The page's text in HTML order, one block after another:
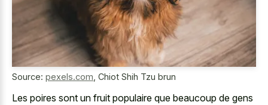
Source: pexels.com Chiot Shih Tzu brun
Les poires sont un fruit populaire que beaucoup de gens